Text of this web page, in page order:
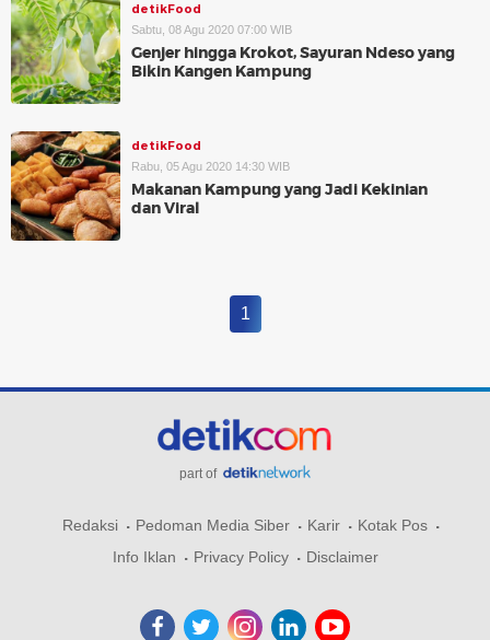
detikFood
Sabtu, 08 Agu 2020 07:00 WIB
Genjer hingga Krokot, Sayuran Ndeso yang
Bikin Kangen Kampung
detikFood
Rabu, 05 Agu 2020 14:30 WIB
Makanan Kampung yang Jadi Kekinian
dan Viral
1
part of
Redaksi Pedoman Media Siber Karir
Kotak Pos
Info Iklan
Privacy Policy Disclaimer